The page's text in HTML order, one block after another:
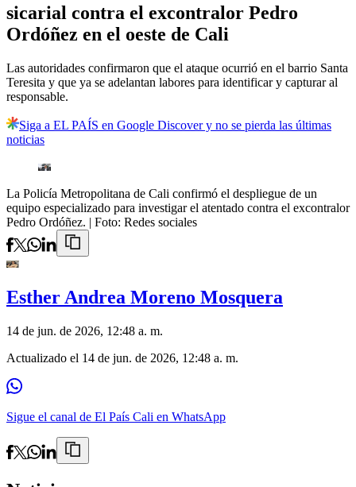
sicarial contra el excontralor Pedro
Ordóñez en el oeste de Cali
Las autoridades confirmaron que el ataque ocurrió en el barrio Santa
Teresita y que ya se adelantan labores para identificar y capturar al
responsable.
Siga a EL PAÍS en Google Discover y no se pierda las últimas
noticias
La Policía Metropolitana de Cali confirmó el despliegue de un
equipo especializado para investigar el atentado contra el excontralor
Pedro Ordóñez. | Foto: Redes sociales
Esther Andrea Moreno Mosquera
14 de jun. de 2026, 12:48 a. m.
Actualizado el 14 de jun. de 2026, 12:48 a. m.
Sigue el canal de El País Cali en WhatsApp